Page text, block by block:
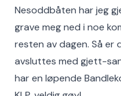
Nesoddbåten har jeg
grave meg ned i noe
resten av dagen. Så
avsluttes med gjett-
har en løpende